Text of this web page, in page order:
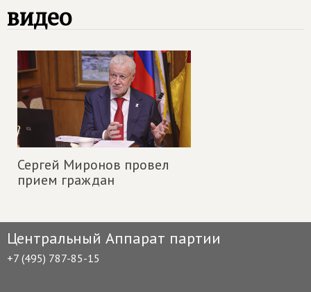
видео
Сергей Миронов провел
прием граждан
Центральный Аппарат партии
+7 (495) 787-85-15